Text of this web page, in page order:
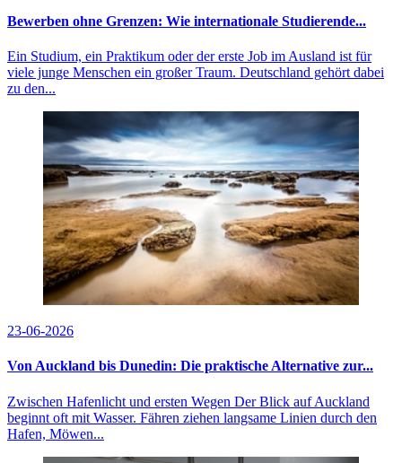
Bewerben ohne Grenzen: Wie internationale Studierende...
Ein Studium, ein Praktikum oder der erste Job im Ausland ist für
viele junge Menschen ein großer Traum. Deutschland gehört dabei
zu den...
23-06-2026
Von Auckland bis Dunedin: Die praktische Alternative zur...
Zwischen Hafenlicht und ersten Wegen Der Blick auf Auckland
beginnt oft mit Wasser. Fähren ziehen langsame Linien durch den
Hafen, Möwen...